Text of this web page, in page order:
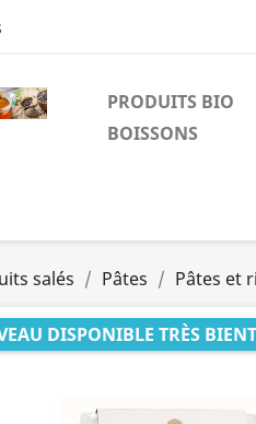
PRODUITS BIO
BOISSONS
salés Pâtes Pâtes et
DISPONIBLE TRÈS